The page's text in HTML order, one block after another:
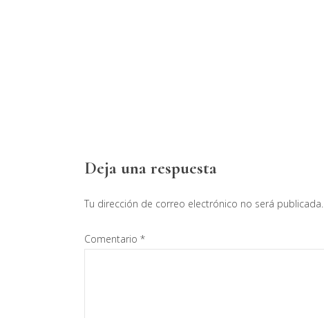
Interacciones
con
lectores
Deja una respuesta
Tu dirección de correo electrónico no será publicada.
Comentario *